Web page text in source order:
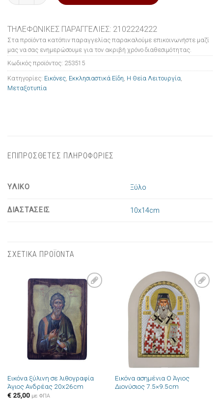
ΤΗΛΕΦΩΝΙΚΕΣ ΠΑΡΑΓΓΕΛΙΕΣ: 2102224222
Στα προϊόντα κατόπιν παραγγελίας παρακαλούμε επικοινωνήστε μαζί
μας να σας ενημερώσουμε για τον ακριβή χρόνο διαθεσιμότητας.
Κωδικός προϊόντος: 253515
Κατηγορίες: Εικόνες Εκκλησιαστικά Είδη Η Θεία Λειτουργία
Μεταξοτυπία
ΕΠΙΠΡΟΣΘΕΤΕΣ ΠΛΗΡΟΦΟΡΙΕΣ
ΥΛΙΚΟ Ξύλο
ΔΙΑΣΤΑΣΕΙΣ 10x14cm
ΣΧΕΤΙΚΑ ΠΡΟΪΟΝΤΑ
Πρόσθήκη
στην λίστα
επιθυμιών
Εικόνα ξύλινη σε λιθογραφία
Άγιος Ανδρέας 20x26cm
€25,00 με ΦΠΑ
Πρόσθήκη
στην λίστα
επιθυμιών
Εικόνα ασημένια Ο Άγιος
Διονύσιος 7.5×9.5cm